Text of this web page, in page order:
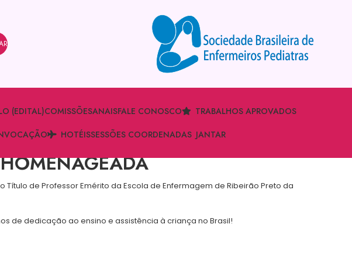
(EDITAL)COMISSÕESANAISFALE CONOSCO
TRABALHOS APROVADOS
HOTÉISSESSÕES COORDENADAS JANTAR
de Professor Emérito da Escola de Enfermagem de Ribeirão Preto da
de dedicação ao ensino e assistência à criança no Brasil!